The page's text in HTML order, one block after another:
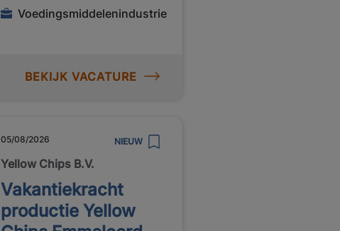
Voedingsmiddelenindustrie
BEKIJK VACATURE
05/08/2026 NIEUW
Yellow Chips B.V.
Vakantiekracht
productie Yellow